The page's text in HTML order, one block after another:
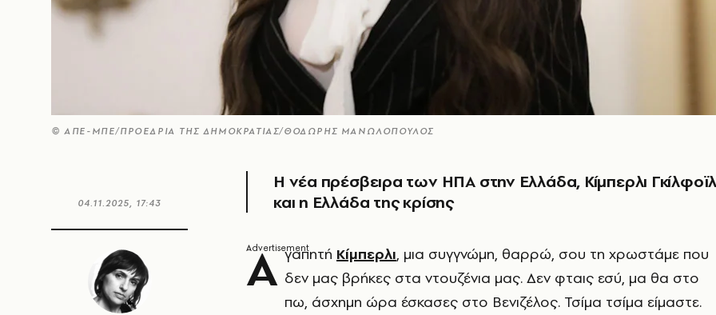
© ΑΠΕ-ΜΠΕ/ΠΡΟΕΔΡΙΑ ΤΗΣ ΔΗΜΟΚΡΑΤΙΑΣ/ΘΟΔΩΡΗΣ ΜΑΝΩΛΟΠΟΥΛΟΣ
04.11.2025, 17:43
Η νέα πρέσβειρα των ΗΠΑ στην Ελλάδα, Κίμπερλι
και η Ελλάδα της κρίσης
Α γαπητή Κίμπερλι, μια συγγνώμη, θαρρώ, σου τη χρωστάμε που
δεν μας βρήκες στα ντουζένια μας. Δεν φταις εσύ, μα θα στο
πω, άσχημη ώρα έσκασες στο Βενιζέλος. Τσίμα τσίμα είμαστε.